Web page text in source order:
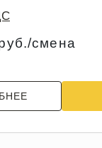
смена